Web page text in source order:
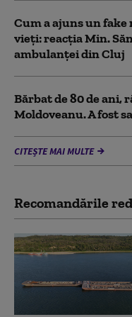
Cum a ajuns un
vieți: reacția Min.
ambulanței din Cluj
Bărbat de 80 de ani,
Moldoveanu. A fost
CITEȘTE MAI MULTE
Recomandările